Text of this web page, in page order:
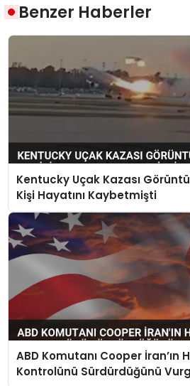
Benzer Haberler
Kentucky Uçak Kazası
Kişi Hayatını Kaybetmişti
ABD Komutanı Cooper İran’ın
Kontrolünü Sürdürdüğünü